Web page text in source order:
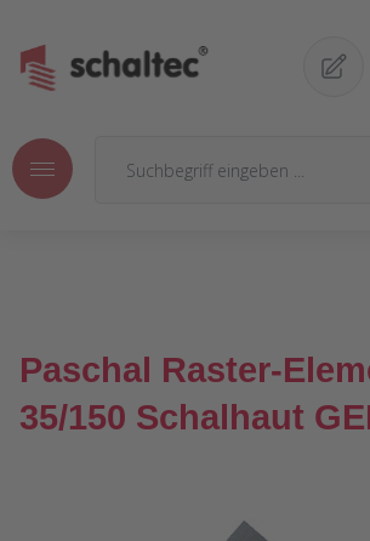
Paschal Raster-
35/150 Schalhaut
Bildergalerie überspringen